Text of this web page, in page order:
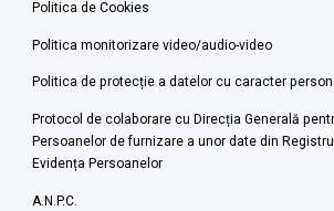
Politica de Cookies
Politica monitorizare video/audio-video
Politica de protecție a datelor cu caracter
Protocol de colaborare cu Direcția Generală
Persoanelor de furnizare a unor date din
Evidența Persoanelor
A.N.P.C.